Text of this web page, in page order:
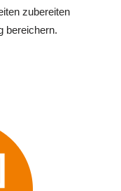
zubereiten
bereichern.